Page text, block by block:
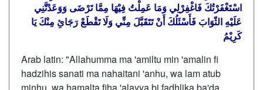
اسْتَغْفَرْتُكَ فَاغْفِرْلِي وَمَا عَمِلْتُ فِيْهَا مِمَّا تَرْضَى وَوَعَدْتَّنِي
عَلَيْهِ الثّوَابَ فَأَسْئَلُكَ أَنْ تَتَقَبَّلَ مِنِّي وَلَا تَقْطَعْ رَجَائِ مِنْكَ يَا
كَرِيْمُ
Arab latin: "Allahumma ma 'amiltu min 'amalin fi
hadzihis sanati ma nahaitani 'anhu, wa lam atub
minhu, wa hamalta fiha 'alayya bi fadhlika ba'da